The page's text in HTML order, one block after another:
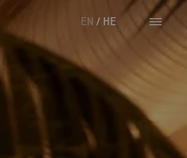
EN / HE